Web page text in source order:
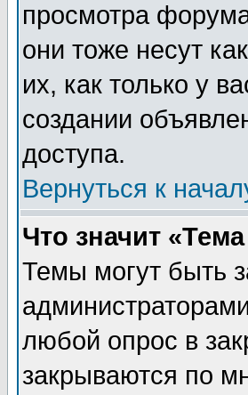
просмотра
они тоже несут
их, как только у
создании
доступа.
Вернуться к
Что значит
Темы могут быть
любой опрос в
закрываются по